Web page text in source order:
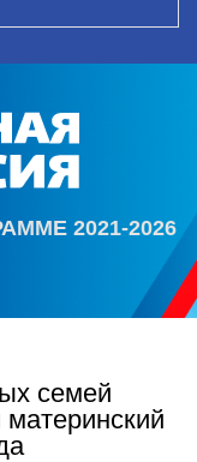
2021-2026
семей